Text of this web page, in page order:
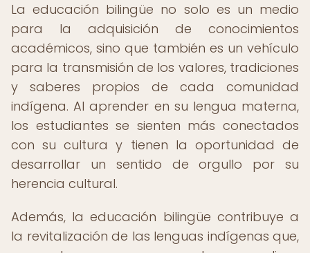
La educación bilingüe no solo es un medio
para la adquisición de conocimientos
académicos, sino que también es un vehículo
para la transmisión de los valores, tradiciones
y saberes propios de cada comunidad
indígena. Al aprender en su lengua materna,
los estudiantes se sienten más conectados
con su cultura y tienen la oportunidad de
desarrollar un sentido de orgullo por su
herencia cultural.
Además, la educación bilingüe contribuye a
la revitalización de las lenguas indígenas que,